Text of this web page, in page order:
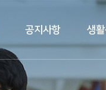
공지사항 생